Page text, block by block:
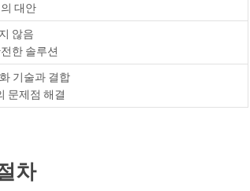
대안
않음
한 솔루션
기술과 결합
문제점 해결
차